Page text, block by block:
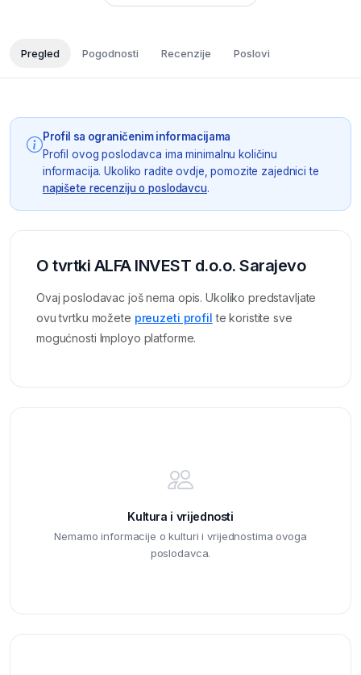
Pregled Pogodnosti Recenzije Poslovi
Profil sa ograničenim informacijama
Profil ovog poslodavca ima minimalnu količinu
informacija. Ukoliko radite ovdje, pomozite zajednici te
napišete recenziju o poslodavcu.
O tvrtki ALFA INVEST d.o.o. Sarajevo
Ovaj poslodavac još nema opis. Ukoliko predstavljate
ovu tvrtku možete preuzeti profil te koristite sve
mogućnosti Imployo platforme.
Kultura i vrijednosti
Nemamo informacije o kulturi i vrijednostima ovoga
poslodavca.